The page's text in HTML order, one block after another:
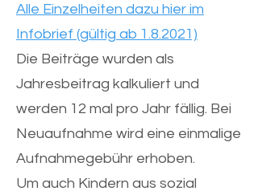
Alle Einzelheiten dazu hier im
Infobrief (gültig ab 1.8.2021)
Die Beiträge wurden als
Jahresbeitrag kalkuliert und
werden 12 mal pro Jahr fällig. Bei
Neuaufnahme wird eine einmalige
Aufnahmegebühr erhoben.
Um auch Kindern aus sozial